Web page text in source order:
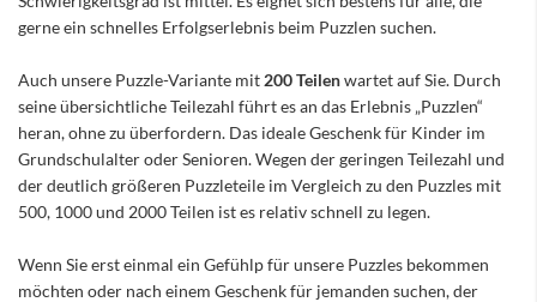
gerne ein schnelles Erfolgserlebnis beim Puzzlen suchen.
Auch unsere Puzzle-Variante mit 200 Teilenwartet auf Sie. Durch
seine übersichtliche Teilezahl führt es an das Erlebnis „Puzzlen“
heran, ohne zu überfordern. Das ideale Geschenk für Kinder im
Grundschulalter oder Senioren. Wegen der geringen Teilezahl und
der deutlich größeren Puzzleteile im Vergleich zu den Puzzles mit
500, 1000 und 2000 Teilen ist es relativ schnell zu legen.
Wenn Sie erst einmal ein Gefühlp für unsere Puzzles bekommen
möchten oder nach einem Geschenk für jemanden suchen, der